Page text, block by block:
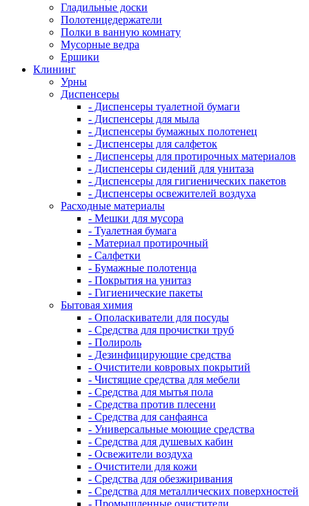
Гладильные доски
Полотенцедержатели
Полки в ванную комнату
Мусорные ведра
Ершики
Клининг
Урны
Диспенсеры
- Диспенсеры туалетной бумаги
- Диспенсеры для мыла
- Диспенсеры бумажных полотенец
- Диспенсеры для салфеток
- Диспенсеры для протирочных материалов
- Диспенсеры сидений для унитаза
- Диспенсеры для гигиенических пакетов
- Диспенсеры освежителей воздуха
Расходные материалы
- Мешки для мусора
- Туалетная бумага
- Материал протирочный
- Салфетки
- Бумажные полотенца
- Покрытия на унитаз
- Гигиенические пакеты
Бытовая химия
- Ополаскиватели для посуды
- Средства для прочистки труб
- Полироль
- Дезинфицирующие средства
- Очистители ковровых покрытий
- Чистящие средства для мебели
- Средства для мытья пола
- Средства против плесени
- Средства для санфаянса
- Универсальные моющие средства
- Средства для душевых кабин
- Освежители воздуха
- Очистители для кожи
- Средства для обезжиривания
- Средства для металлических поверхностей
- Промышленные очистители